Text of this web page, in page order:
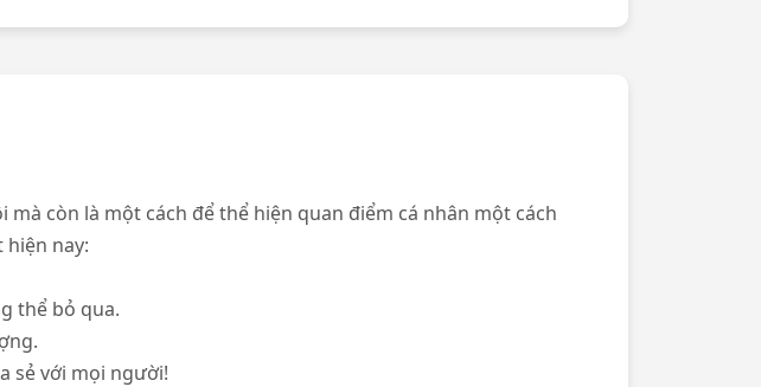
còn là một cách để thể hiện quan điểm cá nhân một cách
nay:
thể bỏ qua.
sẻ với mọi người!